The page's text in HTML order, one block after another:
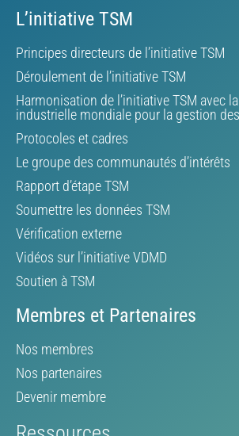
L’initiative TSM
Principes directeurs de l’initiative TSM
Déroulement de l’initiative TSM
Harmonisation de l’initiative TSM avec
industrielle mondiale pour la gestion
Protocoles et cadres
Le groupe des communautés d’intérêts
Rapport d’étape TSM
Soumettre les données TSM
Vérification externe
Vidéos sur l’initiative VDMD
Soutien à TSM
Membres et Partenaires
Nos membres
Nos partenaires
Devenir membre